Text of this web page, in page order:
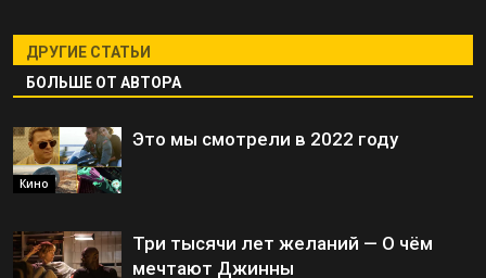
ДРУГИЕ СТАТЬИ
БОЛЬШЕ ОТ АВТОРА
Кино
Это мы смотрели в 2022 году
Три тысячи лет желаний — О чём
мечтают Джинны